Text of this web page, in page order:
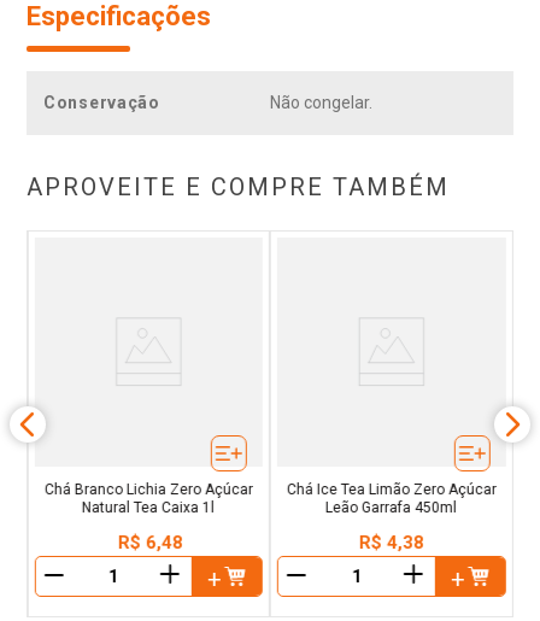
Especificações
Conservação Não congelar.
APROVEITE E COMPRE TAMBÉM
Chá Branco Lichia Zero Açúcar
Natural Tea Caixa 1l
R$ 6,48
＋
Chá Ice Tea Limão Zero Açúcar
Leão Garrafa 450ml
R$ 4,38
＋